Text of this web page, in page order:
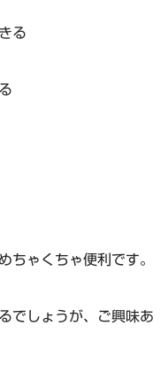
る
ちゃくちゃ便利です。
でしょうが、ご興味あ